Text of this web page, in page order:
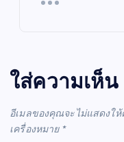
ใส่ความเห็น
อีเมลของคุณจะไม่แสดงใ
เครื่องหมาย *